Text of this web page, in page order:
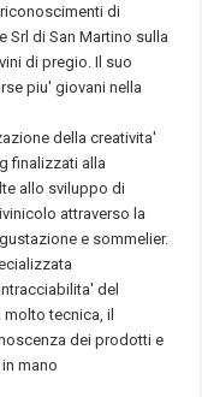
di
Srl di San Martino sulla
di pregio. Il suo
piu' giovani nella
della creativita'
finalizzati alla
allo sviluppo di
attraverso la
e sommelier.
del
tecnica, il
dei prodotti e
mano